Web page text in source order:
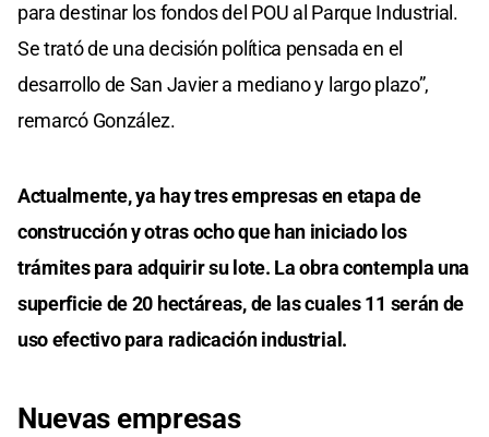
para destinar los fondos del POU al Parque Industrial.
Se trató de una decisión política pensada en el
desarrollo de San Javier a mediano y largo plazo”,
remarcó González.
Actualmente, ya hay tres empresas en etapa de
construcción y otras ocho que han iniciado los
trámites para adquirir su lote. La obra contempla una
superficie de 20 hectáreas, de las cuales 11 serán de
uso efectivo para radicación industrial.
Nuevas empresas